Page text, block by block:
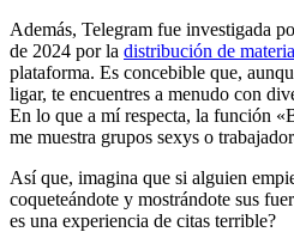
Además, Telegram fue investigada
de 2024 por la distribución de
plataforma. Es concebible que,
ligar, te encuentres a menudo con
En lo que a mí respecta, la función
me muestra grupos sexys o
Así que, imagina que si alguien
coqueteándote y mostrándote sus
es una experiencia de citas terrible?